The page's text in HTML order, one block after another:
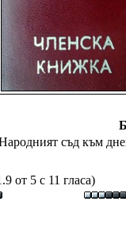
съд към
от 5 с 11 гласа)